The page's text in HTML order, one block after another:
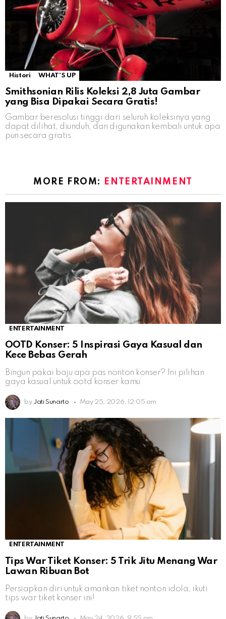
Histori WHAT'S UP
Smithsonian Rilis Koleksi 2,8 Juta Gambar
yang Bisa Dipakai Secara Gratis!
Gambar beresolusi tinggi dari seluruh koleksinya yang
dapat dilihat, diunduh, dan digunakan kembali untuk apa
pun secara gratis.
MORE FROM: ENTERTAINMENT
ENTERTAINMENT
OOTD Konser: 5 Inspirasi Gaya Kasual dan
Kece Bebas Gerah
Bingun pakai baju apa pas nonton konser? Ini pilihan
gaya kasual untuk ootd konser kamu
by Jati Sunarto May 25, 2026, 12:05 am
ENTERTAINMENT
Tips War Tiket Konser: 5 Trik Jitu Menang War
Lawan Ribuan Bot
Persiapkan diri untuk amankan tiket nonton idola, ikuti
tips war tiket konser ini!